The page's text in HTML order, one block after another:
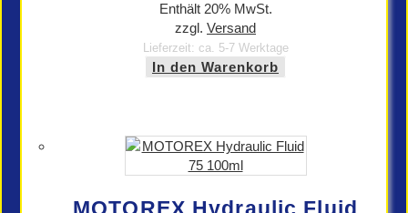
Enthält 20% MwSt.
zzgl. Versand
Lieferzeit: ca. 5-7 Werktage
In den Warenkorb